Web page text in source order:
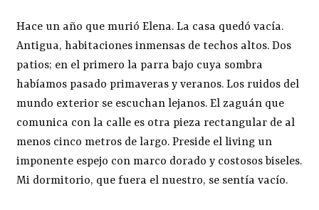
Hace un año que murió Elena. La casa quedó vacía.
Antigua, habitaciones inmensas de techos altos. Dos
patios; en el primero la parra bajo cuya sombra
habíamos pasado primaveras y veranos. Los ruidos del
mundo exterior se escuchan lejanos. El zaguán que
comunica con la calle es otra pieza rectangular de al
menos cinco metros de largo. Preside el living un
imponente espejo con marco dorado y costosos biseles.
Mi dormitorio, que fuera el nuestro, se sentía vacío.